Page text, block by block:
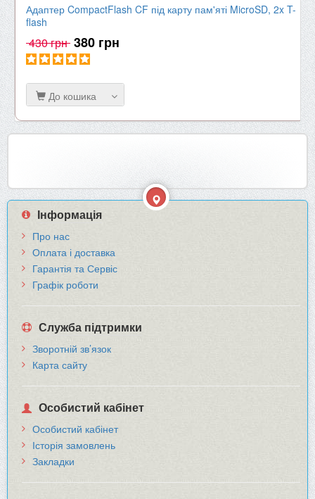
Адаптер CompactFlash CF під карту пам'яті MicroSD, 2x T-
flash
430 грн 380 грн
До кошика
Інформація
Про нас
Оплата і доставка
Гарантія та Сервіс
Графік роботи
Служба підтримки
Зворотній зв’язок
Карта сайту
Особистий кабінет
Особистий кабінет
Історія замовлень
Закладки